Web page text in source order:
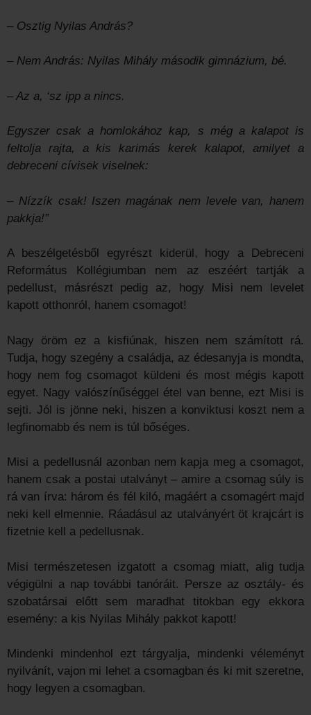
– Osztig Nyilas András?
– Nem András: Nyilas Mihály második gimnázium, bé.
– Az a, ‘sz ipp a nincs.
Egyszer csak a homlokához kap, s még a kalapot is
feltolja rajta, a kis karimás kerek kalapot, amilyet a
debreceni cívisek viselnek:
– Nízzík csak! Iszen magának nem levele van, hanem
pakkja!”
A beszélgetésből egyrészt kiderül, hogy a Debreceni
Református Kollégiumban nem az eszéért tartják a
pedellust, másrészt pedig az, hogy Misi nem levelet
kapott otthonról, hanem csomagot!
Nagy öröm ez a kisfiúnak, hiszen nem számított rá.
Tudja, hogy szegény a családja, az édesanyja is mondta,
hogy nem fog csomagot küldeni és most mégis kapott
egyet. Nagy valószínűséggel étel van benne, ezt Misi is
sejti. Jól is jönne neki, hiszen a konviktusi koszt nem a
legfinomabb és nem is túl bőséges.
Misi a pedellusnál azonban nem kapja meg a csomagot,
hanem csak a postai utalványt – amire a csomag súly is
rá van írva: három és fél kiló, magáért a csomagért majd
neki kell elmennie. Ráadásul az utalványért öt krajcárt is
fizetnie kell a pedellusnak.
Misi természetesen izgatott a csomag miatt, alig tudja
végigülni a nap további tanóráit. Persze az osztály- és
szobatársai előtt sem maradhat titokban egy ekkora
esemény: a kis Nyilas Mihály pakkot kapott!
Mindenki mindenhol ezt tárgyalja, mindenki véleményt
nyilvánít, vajon mi lehet a csomagban és ki mit szeretne,
hogy legyen a csomagban.